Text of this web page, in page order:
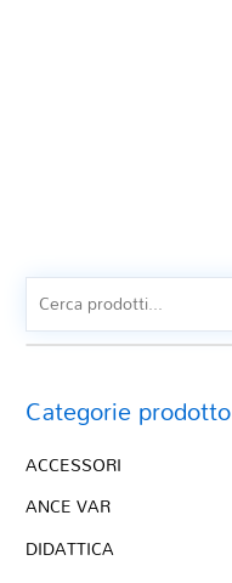
Categorie prodotto
ACCESSORI
ANCE VAR
DIDATTICA